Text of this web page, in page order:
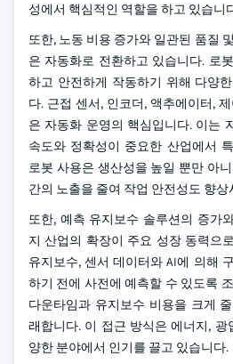
성에서 핵심적인 역할을 하고 있습니
또한, 노동 비용 증가와 일관된 품질
은 자동화로 전환하고 있습니다. 로
하고 안전하게 작동하기 위해 다양
다. 근접 센서, 인코더, 액추에이터,
은 자동화 운영의 핵심입니다. 이는
속도와 정확성이 중요한 산업에서
로봇 사용은 생산성을 높일 뿐만 아
간의 노출을 줄여 작업 안전성도 향상
또한, 예측 유지보수 솔루션의 증가
지 산업의 확장이 주요 성장 동력으
유지보수, 센서 데이터와 AI에 의해
하기 전에 사전에 예측할 수 있도록
다운타임과 유지보수 비용을 크게
래합니다. 이 접근 방식은 에너지,
양한 분야에서 인기를 끌고 있습니다.